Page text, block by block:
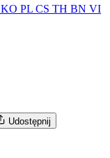
KO PL CS TH BN VI
Udostępnij